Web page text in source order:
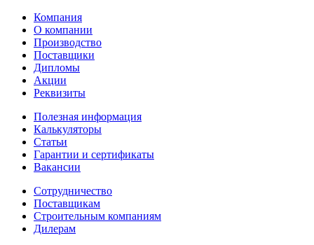
Компания
О компании
Производство
Поставщики
Дипломы
Акции
Реквизиты
Полезная информация
Калькуляторы
Статьи
Гарантии и сертификаты
Вакансии
Сотрудничество
Поставщикам
Строительным компаниям
Дилерам